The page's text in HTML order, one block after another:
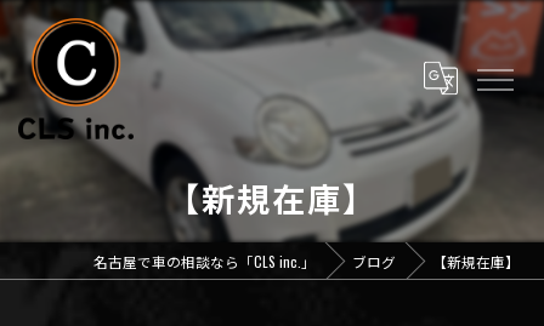
【新規在庫】
名古屋で車の相談なら「CLS inc.」 ブログ 【新規在庫】